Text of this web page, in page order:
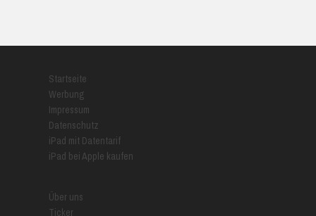
Startseite
Werbung
Impressum
Datenschutz
iPad mit Datentarif
iPad bei Apple kaufen
Über uns
Ticker